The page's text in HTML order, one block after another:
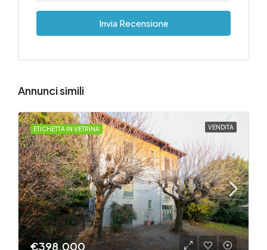
Invia Recensione
Annunci simili
ETICHETTA IN VETRINA VENDITA
€398,000